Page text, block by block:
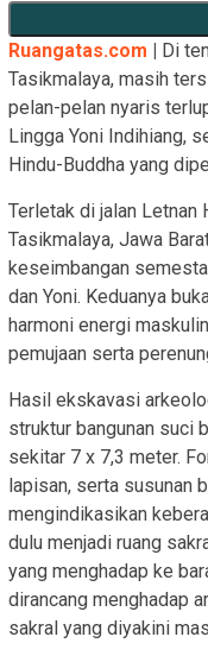
Ruangatas.com | Di
Tasikmalaya, masih
pelan-pelan nyaris
Lingga Yoni Indihiang,
Hindu-Buddha yang
Terletak di jalan Letnan
Tasikmalaya, Jawa
keseimbangan
dan Yoni. Keduanya
harmoni energi
pemujaan serta
Hasil ekskavasi
struktur bangunan suci
sekitar 7 x 7,3 meter.
lapisan, serta susunan
mengindikasikan
dulu menjadi ruang
yang menghadap ke
dirancang menghadap
sakral yang diyakini